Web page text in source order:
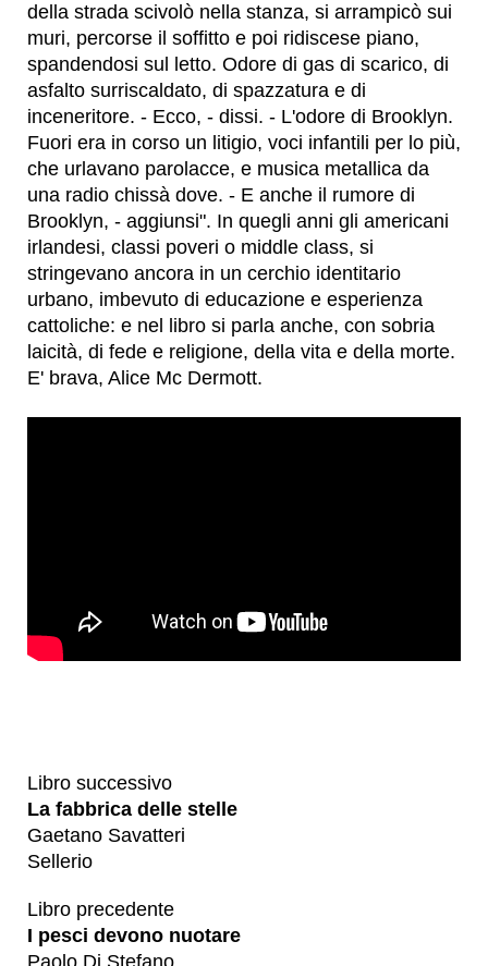
della strada scivolò nella stanza, si arrampicò sui
muri, percorse il soffitto e poi ridiscese piano,
spandendosi sul letto. Odore di gas di scarico, di
asfalto surriscaldato, di spazzatura e di
inceneritore. - Ecco, - dissi. - L'odore di Brooklyn.
Fuori era in corso un litigio, voci infantili per lo più,
che urlavano parolacce, e musica metallica da
una radio chissà dove. - E anche il rumore di
Brooklyn, - aggiunsi". In quegli anni gli americani
irlandesi, classi poveri o middle class, si
stringevano ancora in un cerchio identitario
urbano, imbevuto di educazione e esperienza
cattoliche: e nel libro si parla anche, con sobria
laicità, di fede e religione, della vita e della morte.
E' brava, Alice Mc Dermott.
Libro successivo
La fabbrica delle stelle
Gaetano Savatteri
Sellerio
Libro precedente
I pesci devono nuotare
Paolo Di Stefano